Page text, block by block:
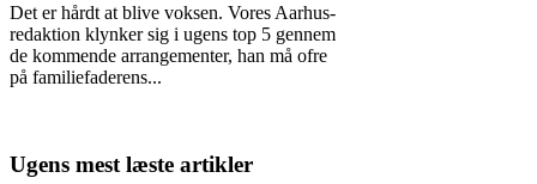
Det er hårdt at blive voksen. Vores Aarhus-
redaktion klynker sig i ugens top 5 gennem
de kommende arrangementer, han må ofre
på familiefaderens...
Ugens mest læste artikler